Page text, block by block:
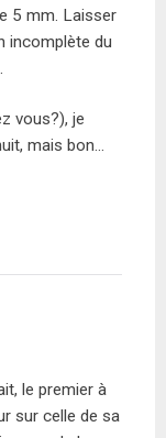
5 mm. Laisser
incomplète du
vous?), je
mais bon…
le premier à
sur celle de sa